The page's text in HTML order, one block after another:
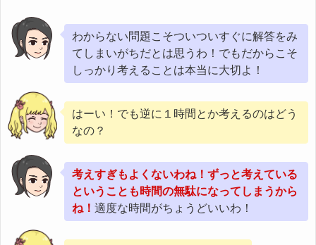
わからない問題こそついついすぐに解答をみ
てしまいがちだとは思うわ！でもだからこそ
しっかり考えることは本当に大切よ！
はーい！でも逆に１時間とか考えるのはどう
なの？
考えすぎもよくないわね！ずっと考えている
ということも時間の無駄になってしまうから
ね！ 適度な時間がちょうどいいわ！